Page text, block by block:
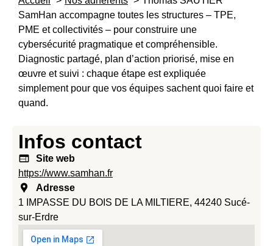
SamHan accompagne toutes les structures – TPE,
PME et collectivités – pour construire une
cybersécurité pragmatique et compréhensible.
Diagnostic partagé, plan d’action priorisé, mise en
œuvre et suivi : chaque étape est expliquée
simplement pour que vos équipes sachent quoi faire et
quand.
Infos contact
Site web
https://www.samhan.fr
Adresse
1 IMPASSE DU BOIS DE LA MILTIERE, 44240 Sucé-
sur-Erdre